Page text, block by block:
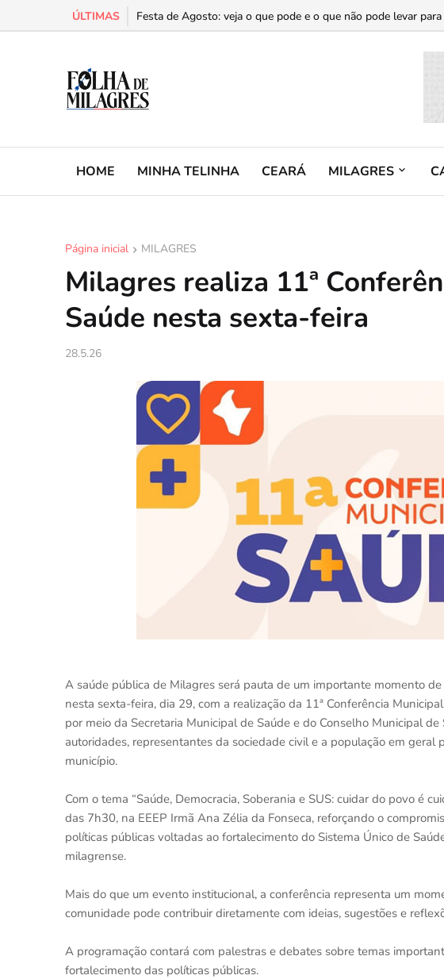
ÚLTIMAS Festa de Agosto: veja o que pode e o que não pode levar
Cariri é a segunda região do Ceará com mais casos de
HOME MINHA TELINHA CEARÁ MILAGRES
Página inicial MILAGRES
Milagres realiza 11ª
Saúde nesta sexta-feira
28.5.26
A saúde pública de Milagres será pauta de um importante momento
nesta sexta-feira, dia 29, com a realização da 11ª Conferência
por meio da Secretaria Municipal de Saúde e do Conselho Municipal
autoridades, representantes da sociedade civil e a população em geral
município.
Com o tema “Saúde, Democracia, Soberania e SUS: cuidar do povo é
das 7h30, na EEEP Irmã Ana Zélia da Fonseca, reforçando o
políticas públicas voltadas ao fortalecimento do Sistema Único de
milagrense.
Mais do que um evento institucional, a conferência representa um
comunidade pode contribuir diretamente com ideias, sugestões e
A programação contará com palestras e debates sobre temas
fortalecimento das políticas públicas.